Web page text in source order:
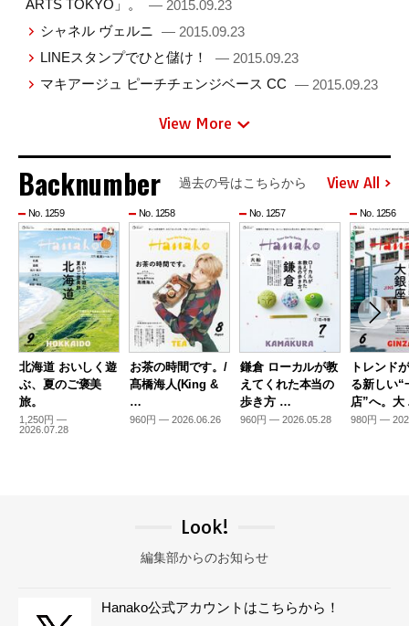
ARTS TOKYO」。
— 2015.09.23
シャネル ヴェルニ — 2015.09.23
LINEスタンプでひと儲け！
— 2015.09.23
マキアージュ ピーチチェンジベース CC — 2015.09.23
View More
Backnumber 過去の号はこちらから View All
No. 1259
北海道 おいしく遊
ぶ、夏のご褒美
旅。
1,250円 —
2026.07.28
No. 1258
お茶の時間です。/
髙橋海人(King &
…
960円 — 2026.06.26
No. 1257
鎌倉 ローカルが教
えてくれた本当の
歩き方 …
960円 — 2026.05.28
No. 1256
トレンド
る新しい“
店”へ。
980円 —
Look!
編集部からのお知らせ
Hanako公式アカウントはこちらから！